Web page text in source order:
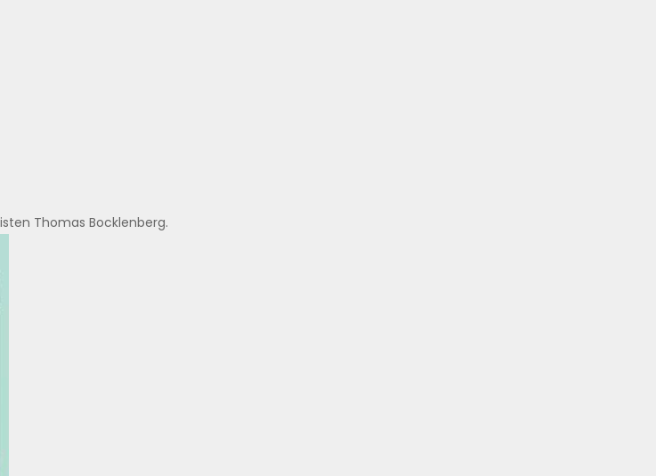
Thomas Bocklenberg.